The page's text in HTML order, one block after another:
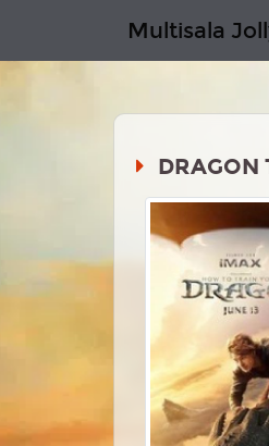
Multisala
DRAGON